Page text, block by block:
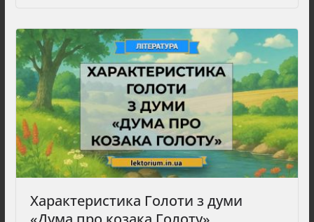
Характеристика Голоти з думи